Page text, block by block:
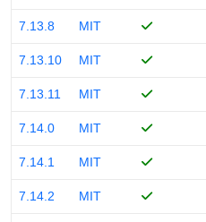
7.13.8 MIT
7.13.10 MIT
7.13.11 MIT
7.14.0 MIT
7.14.1 MIT
7.14.2 MIT